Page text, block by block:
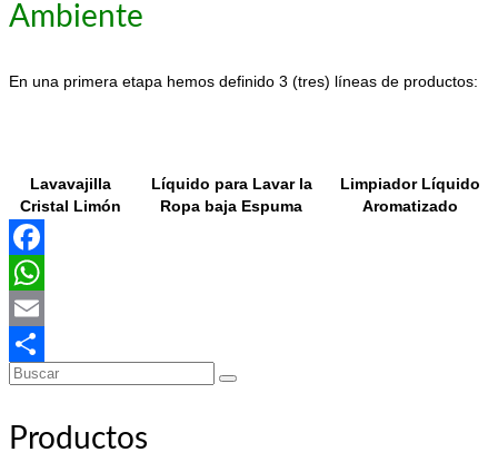
Ambiente
En una primera etapa hemos definido 3 (tres) líneas de productos:
Lavavajilla
Cristal Limón
Líquido para Lavar la
Ropa baja Espuma
Limpiador Líquido
Aromatizado
Facebook
WhatsApp
Email
Share
Buscar
Productos